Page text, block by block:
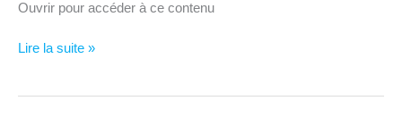
Ouvrir pour accéder à ce contenu
Utiliser
Lire la suite »